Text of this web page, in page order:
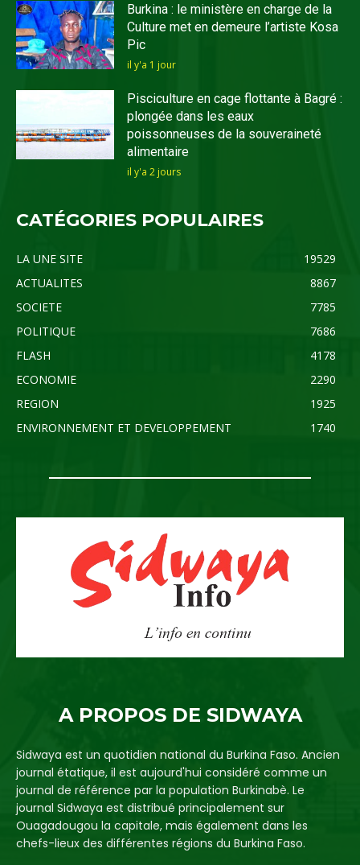
Burkina : le ministère en charge de la
Culture met en demeure l’artiste Kosa
Pic
il y'a 1 jour
Pisciculture en cage flottante à Bagré :
plongée dans les eaux
poissonneuses de la souveraineté
alimentaire
il y'a 2 jours
CATÉGORIES POPULAIRES
LA UNE SITE
19529
ACTUALITES
8867
SOCIETE
7785
POLITIQUE
7686
FLASH
4178
ECONOMIE
2290
REGION
1925
ENVIRONNEMENT ET DEVELOPPEMENT
1740
A PROPOS DE SIDWAYA
Sidwaya est un quotidien national du Burkina Faso. Ancien
journal étatique, il est aujourd'hui considéré comme un
journal de référence par la population Burkinabè. Le
journal Sidwaya est distribué principalement sur
Ouagadougou la capitale, mais également dans les
chefs-lieux des différentes régions du Burkina Faso.